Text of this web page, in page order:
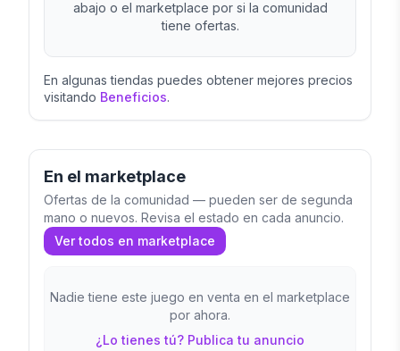
abajo o el marketplace por si la comunidad
tiene ofertas.
En algunas tiendas puedes obtener mejores precios
visitando Beneficios.
En el marketplace
Ofertas de la comunidad — pueden ser de segunda
mano o nuevos. Revisa el estado en cada anuncio.
Ver todos en marketplace
Nadie tiene este juego en venta en el marketplace
por ahora.
¿Lo tienes tú? Publica tu anuncio